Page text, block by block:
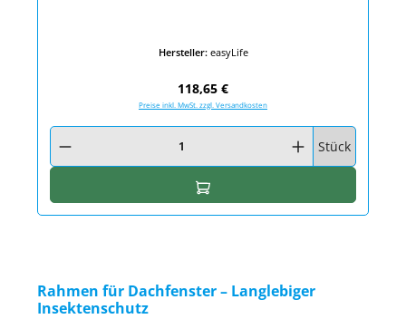
Hersteller: easyLife
Regulärer Preis:
118,65 €
Preise inkl. MwSt. zzgl. Versandkosten
Produkt Anzahl: Gib den gewünschten Wert ein oder benutze die
Stück
In den Warenkorb
Rahmen für Dachfenster – Langlebiger
Insektenschutz